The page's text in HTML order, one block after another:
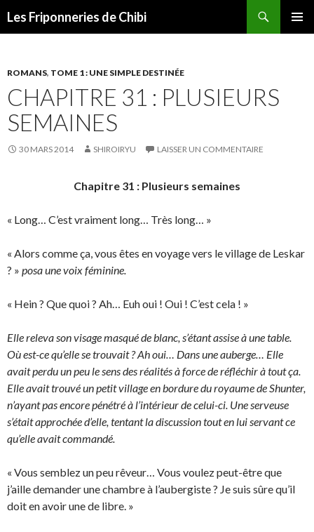
Les Friponneries de Chibi
ROMANS, TOME 1 : UNE SIMPLE DESTINÉE
CHAPITRE 31 : PLUSIEURS
SEMAINES
30 MARS 2014 SHIROIRYU LAISSER UN COMMENTAIRE
Chapitre 31 : Plusieurs semaines
« Long… C’est vraiment long… Très long… »
« Alors comme ça, vous êtes en voyage vers le village de Leskar
? » posa une voix féminine.
« Hein ? Que quoi ? Ah… Euh oui ! Oui ! C’est cela ! »
Elle releva son visage masqué de blanc, s’étant assise à une table.
Où est-ce qu’elle se trouvait ? Ah oui… Dans une auberge… Elle
avait perdu un peu le sens des réalités à force de réfléchir à tout ça.
Elle avait trouvé un petit village en bordure du royaume de Shunter,
n’ayant pas encore pénétré à l’intérieur de celui-ci. Une serveuse
s’était approchée d’elle, tentant la discussion tout en lui servant ce
qu’elle avait commandé.
« Vous semblez un peu rêveur… Vous voulez peut-être que
j’aille demander une chambre à l’aubergiste ? Je suis sûre qu’il
doit en avoir une de libre. »